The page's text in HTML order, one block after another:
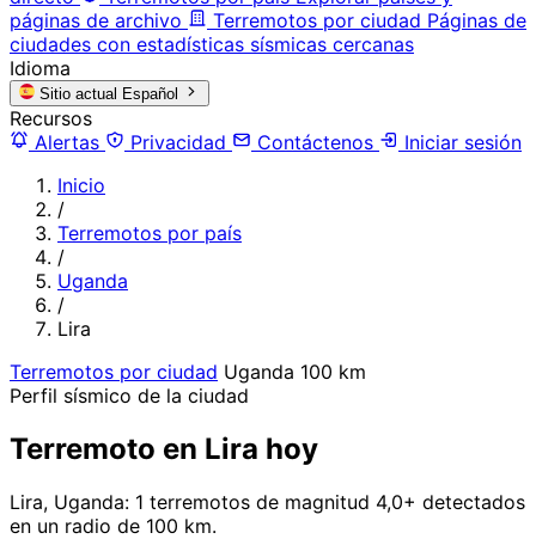
páginas de archivo
Terremotos por ciudad Páginas de
ciudades con estadísticas sísmicas cercanas
Idioma
Sitio actual Español
Recursos
Alertas
Privacidad Contáctenos
Iniciar sesión
Inicio
/
Terremotos por país
/
Uganda
/
Lira
Terremotos por ciudad Uganda 100 km
Perfil sísmico de la ciudad
Terremoto en Lira hoy
Lira, Uganda: 1 terremotos de magnitud 4,0+ detectados
en un radio de 100 km.